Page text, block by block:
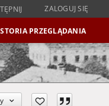
ZALOGUJ SIĘ
PRZEGLĄDANIA